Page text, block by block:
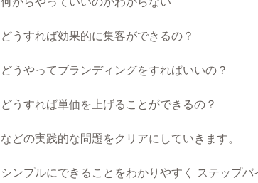
どうすれば効果的に集客ができるの？
どうやってブランディングをすればいいの？
どうすれば単価を上げることができるの？
などの実践的な問題をクリアにしていきます。
シンプルにできることをわかりやすく ステップ